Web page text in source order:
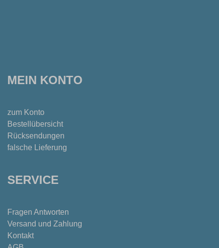
MEIN KONTO
zum Konto
Bestellübersicht
Rücksendungen
falsche Lieferung
SERVICE
Fragen Antworten
Versand und Zahlung
Kontakt